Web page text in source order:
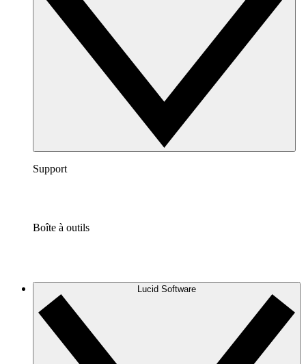
Support
Boîte à outils
Lucid Software